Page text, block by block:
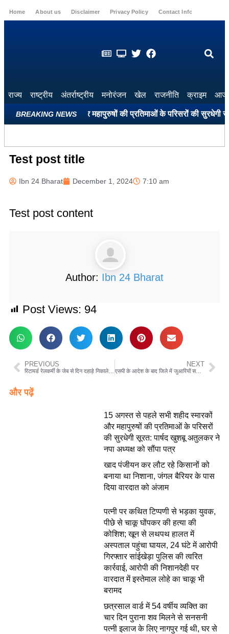
Home About us Disclaimer Privacy Policy Contact Info
राज्य राष्ट्रीय अंतर्राष्ट्रीय मनोरंजन खेल राजनीति क्राइम आज
BREAKING NEWS
सभी शहीद स्मारकों और महापुरुषों की प्रतिमाओं के परिसरों की सुरधेगी
Test post title
Ibn 24 Bharat December 1, 2024 7:10 am
Test post content
Author: Ibn 24 Bharat
Post Views: 94
PREVIOUS
रिटायर्ड रेलकर्मी के जेब से दिन दहाड़े निकाले 20 हजार रुपए
NEXT
एसपी के आदेश के बाद जिले में जुआरियों सटोरियों के विरुद्ध ताबड़तोड़ कार्यवाही 43 सटोरियों और 13 जुआरी किए गए गिरफ्तार
और पढ़ें
15 अगस्त से पहले सभी शहीद स्मारकों
और महापुरुषों की प्रतिमाओं के परिसरों
की सुरधेगी सूरत: पार्षद खुशबू अतुलकर ने
नपा अध्यक्ष को सौंपा पत्र
खाद पंजीयन कर लौट रहे किसानों को
बनाया था निशाना, जंगल बैरियर के पास
दिया वारदात को अंजाम
पत्नी पर कथित टिप्पणी से भड़का युवक,
पीछे से चाकू घोंपकर की हत्या की
कोशिश; खून से लथपथ हालत में
अस्पताल पहुंचा घायल, 24 घंटे में आरोपी
गिरफ्तार सांईखेड़ा पुलिस की त्वरित
कार्रवाई, आरोपी की निशानदेही पर
वारदात में इस्तेमाल लोहे का चाकू भी
बरामद
छत्रसाल वार्ड में 54 वर्षीय व्यक्ति का
चार दिन पुराना शव मिलने से सनसनी
पत्नी इलाज के लिए नागपुर गई थी, घर से